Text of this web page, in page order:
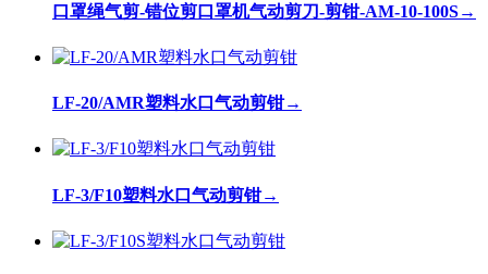
口罩绳气剪-错位剪口罩机气动剪刀-剪钳-AM-10-100S→
LF-20/AMR塑料水口气动剪钳→
LF-3/F10塑料水口气动剪钳→